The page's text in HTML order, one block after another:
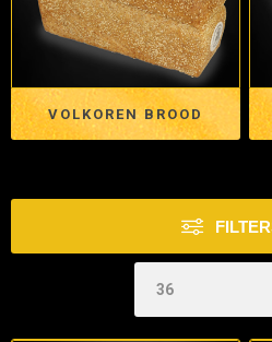
VOLKOREN BROOD